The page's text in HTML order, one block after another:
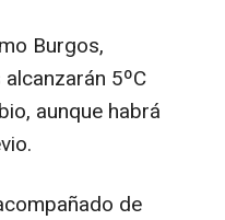
Burgos,
5ºC
aunque habrá
de